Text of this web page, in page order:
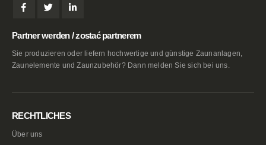
Partner werden / zostać partnerem
Sie produzieren oder liefern hochwertige und günstige Zaunanlagen,
Zaunelemente und Zaunzubehör? Dann melden Sie sich bei uns.
RECHTLICHES
Über uns